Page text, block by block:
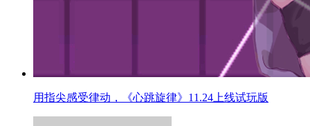
用指尖感受律动，《心跳旋律》11.24上线试玩版